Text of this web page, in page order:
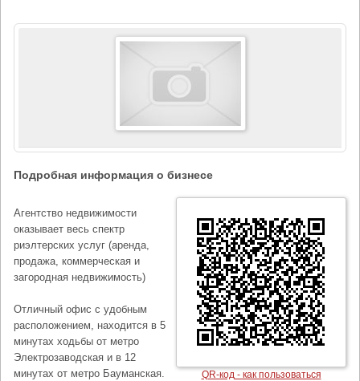
Подробная информация о бизнесе
QR-код - как пользоваться
Агентство недвижимости
оказывает весь спектр
риэлтерских услуг (аренда,
продажа, коммерческая и
загородная недвижимость)
Отличный офис с удобным
расположением, находится в 5
минутах ходьбы от метро
Электрозаводская и в 12
минутах от метро Бауманская.